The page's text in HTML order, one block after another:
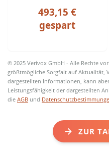
493,15 €
gespart
© 2025 Verivox GmbH - Alle Rechte
größtmögliche Sorgfalt auf Aktualität,
dargestellten Informationen, kann
Leistungsfähigkeit der dargestellten
dieAGB und
ZUR